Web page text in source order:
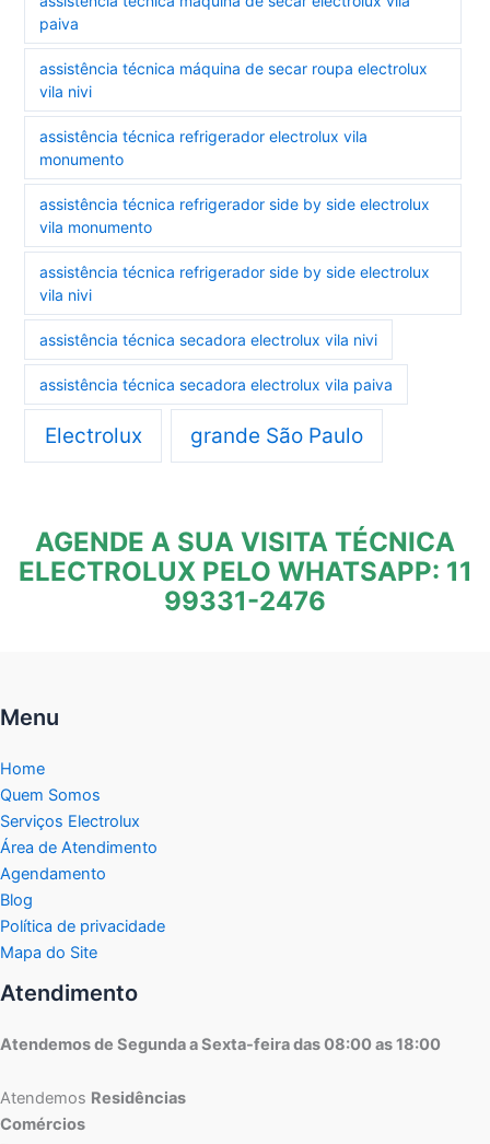
paiva
assistência técnica máquina de secar roupa electrolux
vila nivi
assistência técnica refrigerador electrolux vila
monumento
assistência técnica refrigerador side by side electrolux
vila monumento
assistência técnica refrigerador side by side electrolux
vila nivi
assistência técnica secadora electrolux vila nivi
assistência técnica secadora electrolux vila paiva
Electrolux grande São Paulo
AGENDE A SUA VISITA TÉCNICA
ELECTROLUX PELO WHATSAPP: 11
99331-2476
Menu
Home
Quem Somos
Serviços Electrolux
Área de Atendimento
Agendamento
Blog
Política de privacidade
Mapa do Site
Atendimento
Atendemos de Segunda a Sexta-feira das 08:00 as 18:00
Atendemos Residências
Comércios